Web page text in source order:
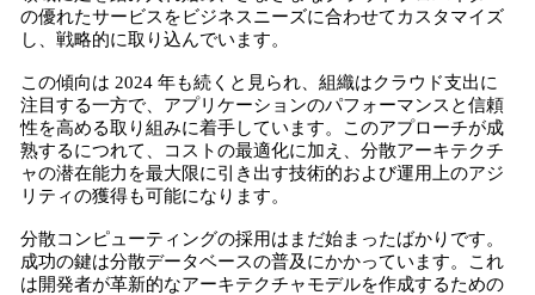
の優れたサービスをビジネスニーズに合わせてカスタマイズ
し、戦略的に取り込んでいます。
この傾向は 2024 年も続くと見られ、組織はクラウド支出に
注目する一方で、アプリケーションのパフォーマンスと信頼
性を高める取り組みに着手しています。このアプローチが成
熟するにつれて、コストの最適化に加え、分散アーキテクチ
ャの潜在能力を最大限に引き出す技術的および運用上のアジ
リティの獲得も可能になります。
分散コンピューティングの採用はまだ始まったばかりです。
成功の鍵は分散データベースの普及にかかっています。これ
は開発者が革新的なアーキテクチャモデルを作成するための